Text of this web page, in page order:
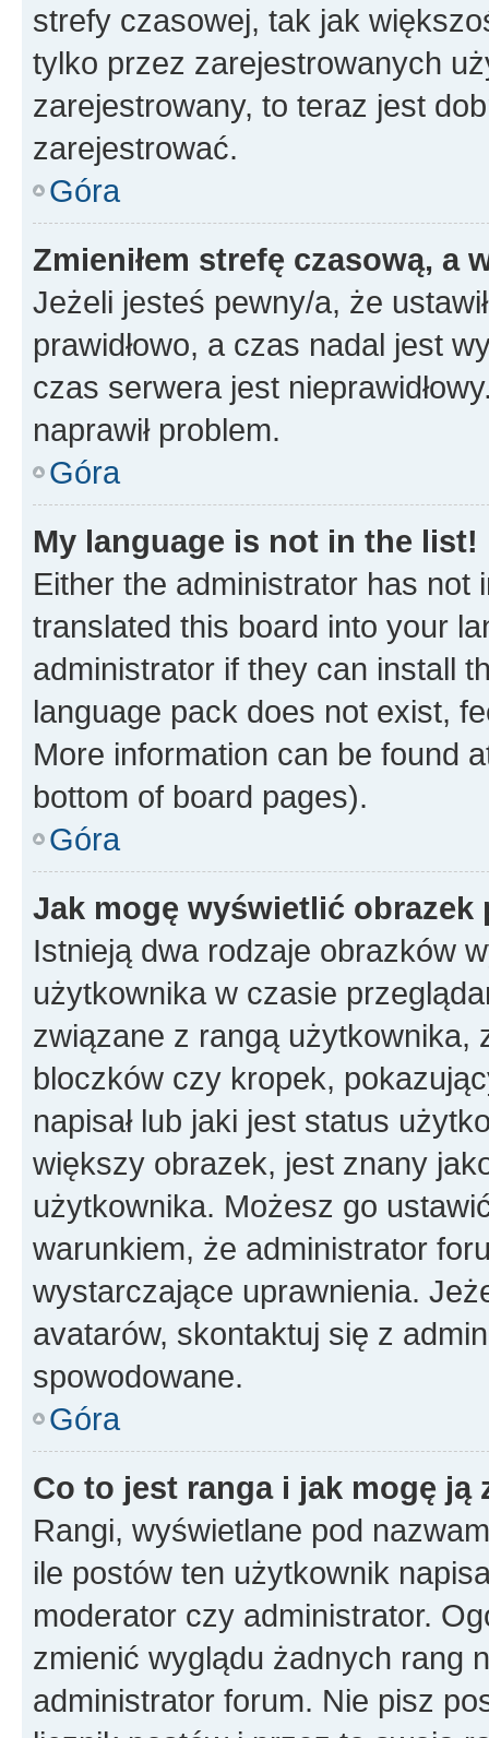
strefy czasowej, tak jak
tylko przez zarejestrowanych
zarejestrowany, to teraz jest
zarejestrować.
Góra
Zmieniłem strefę czasową, a
Jeżeli jesteś pewny/a, że
prawidłowo, a czas nadal jest
czas serwera jest
naprawił problem.
Góra
My language is not in the list!
Either the administrator has not
translated this board into your
administrator if they can install
language pack does not exist,
More information can be found
bottom of board pages).
Góra
Jak mogę wyświetlić
Istnieją dwa rodzaje obrazków
użytkownika w czasie
związane z rangą użytkownika,
bloczków czy kropek,
napisał lub jaki jest status
większy obrazek, jest znany
użytkownika. Możesz go
warunkiem, że administrator
wystarczające uprawnienia.
avatarów, skontaktuj się z
spowodowane.
Góra
Co to jest ranga i jak mogę ją
Rangi, wyświetlane pod
ile postów ten użytkownik
moderator czy administrator.
zmienić wyglądu żadnych rang
administrator forum. Nie pisz